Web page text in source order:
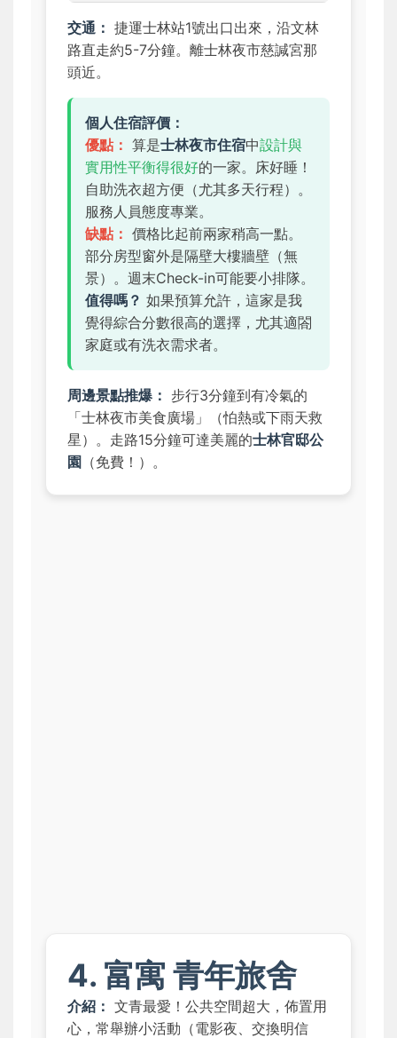
交通： 捷運士林站1號出口出來，沿文林
路直走約5-7分鐘。離士林夜市慈諴宮那
頭近。
個人住宿評價：
優點： 算是士林夜市住宿中設計與
實用性平衡得很好的一家。床好睡！
自助洗衣超方便（尤其多天行程）。
服務人員態度專業。
缺點： 價格比起前兩家稍高一點。
部分房型窗外是隔壁大樓牆壁（無
景）。週末Check-in可能要小排隊。
值得嗎？ 如果預算允許，這家是我
覺得綜合分數很高的選擇，尤其適閤
家庭或有洗衣需求者。
周邊景點推爆： 步行3分鐘到有冷氣的
「士林夜市美食廣場」（怕熱或下雨天救
星）。走路15分鐘可達美麗的士林官邸公
園 （免費！）。
4. 富寓 青年旅舍
介紹： 文青最愛！公共空間超大，佈置用
心，常舉辦小活動（電影夜、交換明信